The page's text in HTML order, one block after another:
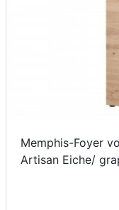
Memphis-Foyer
Artisan Eiche/